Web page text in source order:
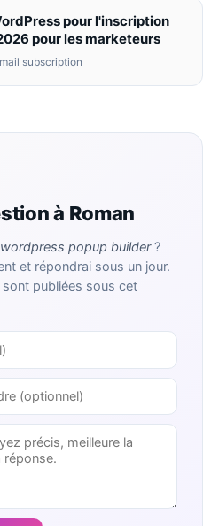
pour l'inscription
pour les marketeurs
subscription
à Roman
wordpress popup builder?
et répondrai sous un jour.
sont publiées sous cet